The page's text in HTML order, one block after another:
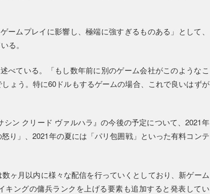
ームプレイに影響し、極端に強すぎるものある」として、
る。
べている。「もし数年前に別のゲーム会社がこのようなこ
ょう。特に60ドルもするゲームの場合、これで良いはずが
ン クリード ヴァルハラ』の今後の予定について、2021年
り」、2021年の夏には「パリ包囲戦」といった有料コンテ
ヶ月以内に様々な配信を行っていくとしており、新ゲーム
キングの傭兵ランクを上げる要素も追加すると発表してい